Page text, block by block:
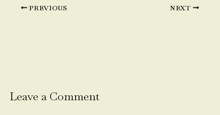
PREVIOUS NEXT
Leave a Comment